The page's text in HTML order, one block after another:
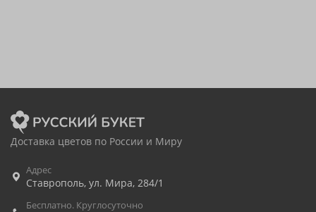
Доставка цветов по России и Миру
Адрес
Ставрополь, ул. Мира, 284/1
Бесплатно. Круглосуточно